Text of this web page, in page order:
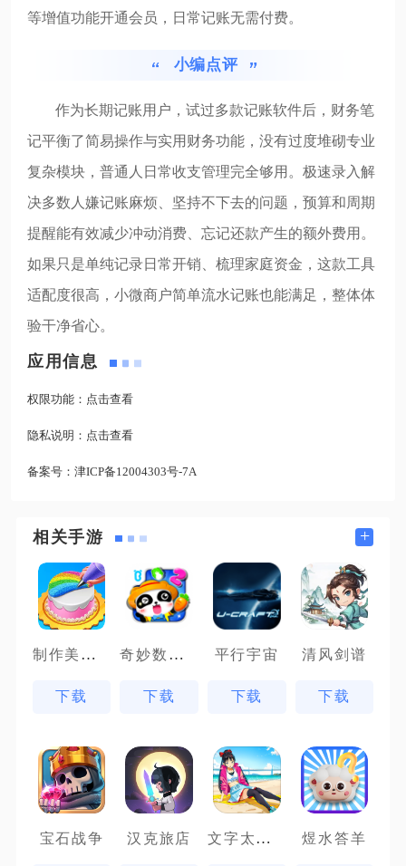
等增值功能开通会员，日常记账无需付费。
小编点评
作为长期记账用户，试过多款记账软件后，财务笔
记平衡了简易操作与实用财务功能，没有过度堆砌专业
复杂模块，普通人日常收支管理完全够用。极速录入解
决多数人嫌记账麻烦、坚持不下去的问题，预算和周期
提醒能有效减少冲动消费、忘记还款产生的额外费用。
如果只是单纯记录日常开销、梳理家庭资金，这款工具
适配度很高，小微商户简单流水记账也能满足，整体体
验干净省心。
应用信息
权限功能： 点击查看
隐私说明： 点击查看
备案号： 津ICP备12004303号-7A
相关手游 +
制作美味蜜瓜蛋糕
下载
奇妙数字农场
下载
平行宇宙
下载
清风剑谱
下载
宝石战争 汉克旅店 文字太疯狂 煜水答羊